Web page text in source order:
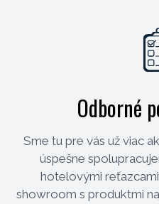
Odborné
Sme tu pre vás už viac
úspešne
hotelovými
showroom s produktmi